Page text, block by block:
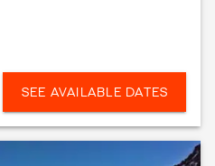
SEE AVAILABLE DATES